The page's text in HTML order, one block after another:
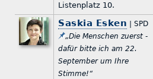
Listenplatz 10.
Saskia Esken | SPD
„Die Menschen zuerst -
dafür bitte ich am 22.
September um Ihre
Stimme!“